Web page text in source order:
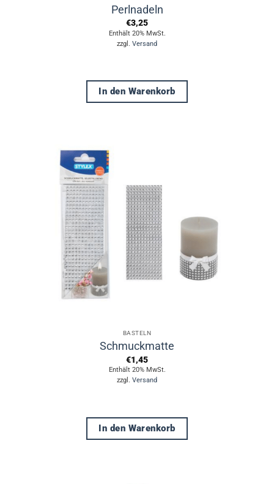
Perlnadeln
€3,25
Enthält 20% MwSt.
zzgl. Versand
In den Warenkorb
BASTELN
Schmuckmatte
€1,45
Enthält 20% MwSt.
zzgl. Versand
In den Warenkorb